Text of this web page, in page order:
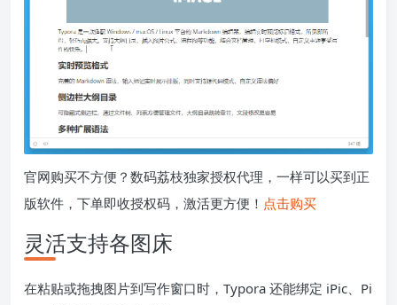
官网购买不方便？数码荔枝独家授权代理，一样可以买到正
版软件，下单即收授权码，激活更方便！ 点击购买
灵活支持各图床
在粘贴或拖拽图片到写作窗口时，Typora 还能绑定 iPic、Pi